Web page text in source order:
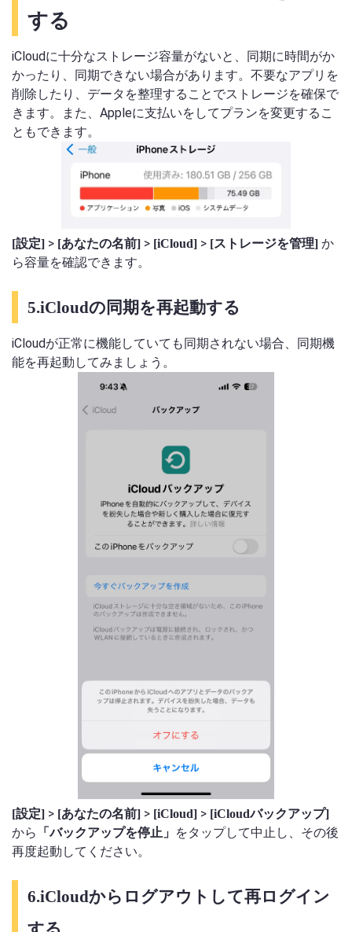
する
iCloudに十分なストレージ容量がないと、同期に時間がか
かったり、同期できない場合があります。不要なアプリを
削除したり、データを整理することでストレージを確保で
きます。また、Appleに支払いをしてプランを変更するこ
ともできます。
[設定] > [あなたの名前] > [iCloud] > [ストレージを管理] か
ら容量を確認できます。
5.iCloudの同期を再起動する
iCloudが正常に機能していても同期されない場合、同期機
能を再起動してみましょう。
[設定] > [あなたの名前] > [iCloud] > [iCloudバックアップ]
から 「バックアップを停止」 をタップして中止し、その後
再度起動してください。
6.iCloudからログアウトして再ログイン